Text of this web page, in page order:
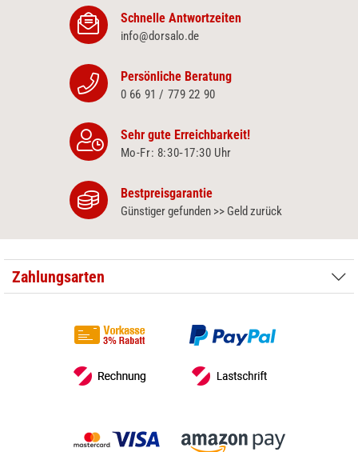
Schnelle Antwortzeiten
info@dorsalo.de
Persönliche Beratung
0 66 91 / 779 22 90
Sehr gute Erreichbarkeit!
Mo-Fr: 8:30‑17:30 Uhr
Bestpreisgarantie
Günstiger gefunden >> Geld zurück
Zahlungsarten